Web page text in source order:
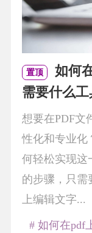
置顶
如何
需要什么工
想要在PDF文
性化和专业化
何轻松实现这
的步骤，只需
上编辑文字...
# 如何在pdf